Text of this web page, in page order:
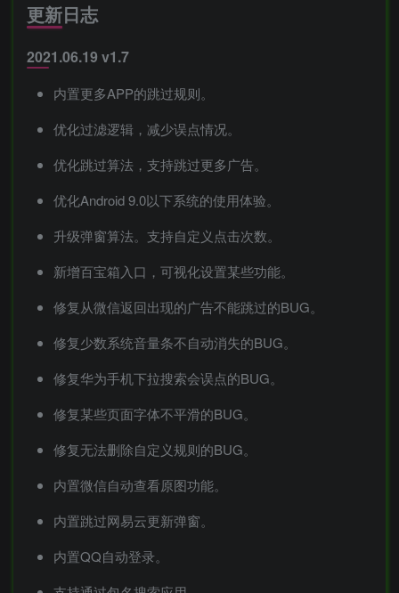
更新日志
2021.06.19 v1.7
内置更多APP的跳过规则。
优化过滤逻辑，减少误点情况。
优化跳过算法，支持跳过更多广告。
优化Android 9.0以下系统的使用体验。
升级弹窗算法。支持自定义点击次数。
新增百宝箱入口，可视化设置某些功能。
修复从微信返回出现的广告不能跳过的BUG。
修复少数系统音量条不自动消失的BUG。
修复华为手机下拉搜索会误点的BUG。
修复某些页面字体不平滑的BUG。
修复无法删除自定义规则的BUG。
内置微信自动查看原图功能。
内置跳过网易云更新弹窗。
内置QQ自动登录。